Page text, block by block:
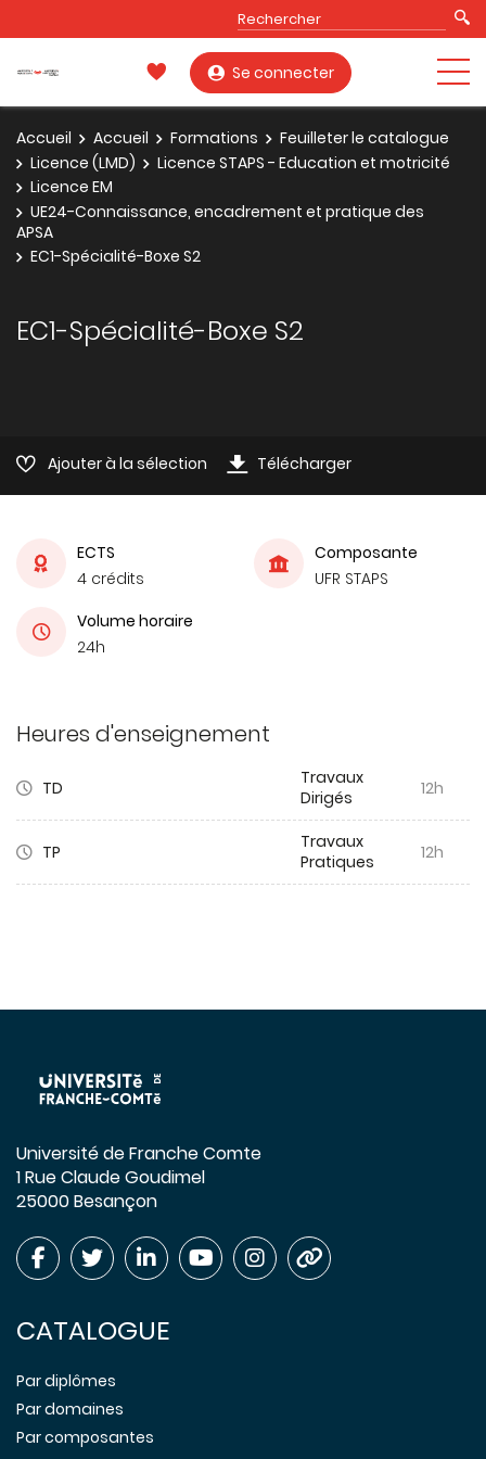
Se connecter
Accueil Accueil Formations
Feuilleter le catalogue
Licence (LMD)
Licence STAPS - Education et motricité
Licence EM
UE24-Connaissance, encadrement et pratique des
APSA
EC1-Spécialité-Boxe S2
EC1-Spécialité-Boxe S2
Ajouter à la sélection Télécharger
ECTS
4 crédits
Composante
UFR STAPS
Volume horaire
24h
Heures d'enseignement
TD
Travaux
Dirigés
12h
TP
Travaux
Pratiques
12h
Université de Franche Comte
1 Rue Claude Goudimel
25000 Besançon
CATALOGUE
Par diplômes
Par domaines
Par composantes